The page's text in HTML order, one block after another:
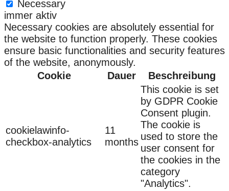
Necessary
immer aktiv
Necessary cookies are absolutely essential for
the website to function properly. These cookies
ensure basic functionalities and security features
of the website, anonymously.
Cookie
Dauer Beschreibung
cookielawinfo-
checkbox-analytics
11
months
This cookie is set
by GDPR Cookie
Consent plugin.
The cookie is
used to store the
user consent for
the cookies in the
category
"Analytics".